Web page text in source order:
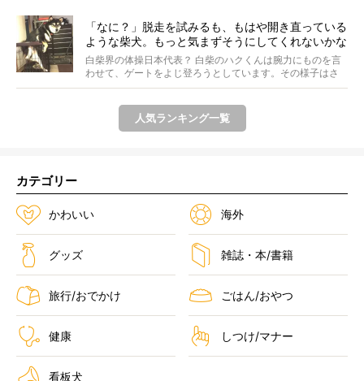
「なに？」脱走を試みるも、もはや開き直っている
ような柴犬。もっと気まずそうにしてくれないかな
ぁ…！【動画あり】
白柴界の体操日本代表？ 白柴のハクくんは腕力にものを言
わせて、ゲートをよじ登ろうとしています。その様子はさ
なが...
人気ランキング一覧
カテゴリー
かわいい 海外
グッズ 雑誌・本/書籍
旅行/おでかけ ごはん/おやつ
健康 しつけ/マナー
看板犬